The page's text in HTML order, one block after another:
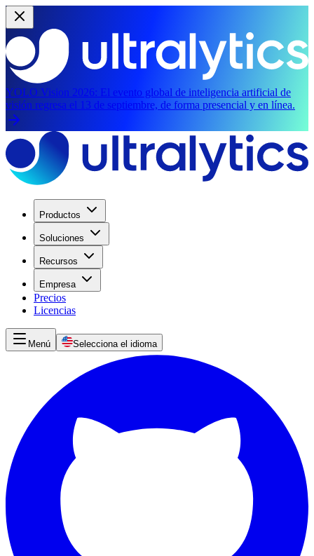
YOLO Vision 2026: El evento global de inteligencia artificial de
visión regresa el 13 de septiembre, de forma presencial y en línea.
Productos
Soluciones
Recursos
Empresa
Precios
Licencias
Menú Selecciona el idioma